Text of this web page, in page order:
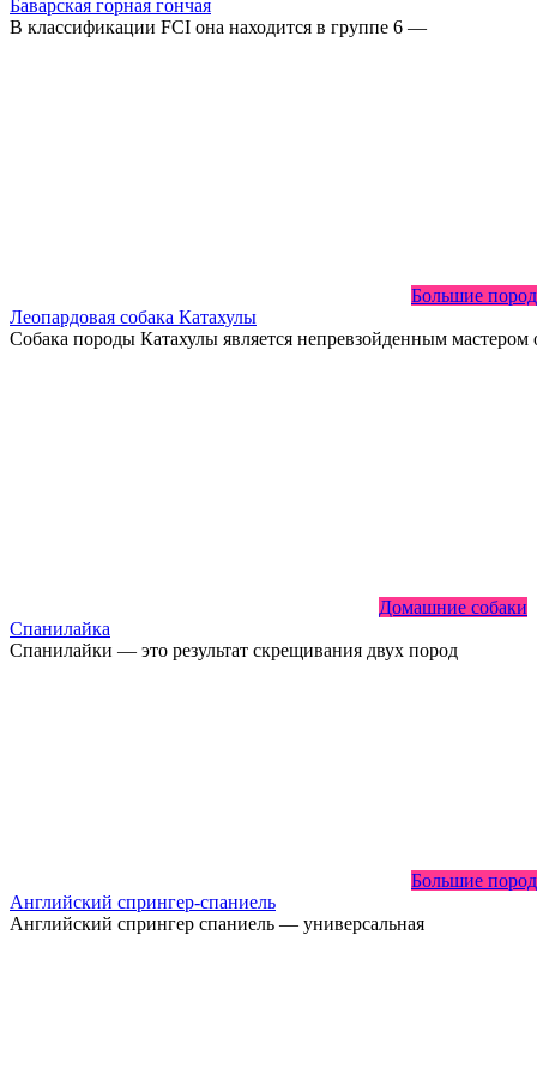
Баварская горная гончая
В классификации FCI она находится в группе 6 —
Большие
Леопардовая собака Катахулы
Собака породы Катахулы является непревзойденным мастером
Домашние собаки
Спанилайка
Спанилайки — это результат скрещивания двух пород
Большие
Английский спрингер-спаниель
Английский спрингер спаниель — универсальная